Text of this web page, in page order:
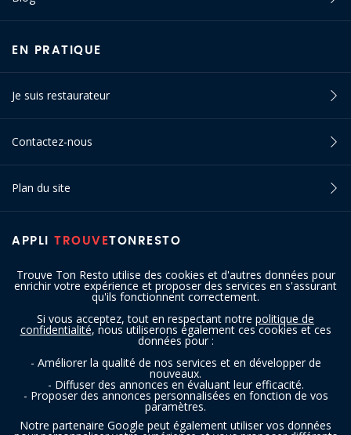
Trouve Ton Resto utilise des cookies et d'autres données pour
enrichir votre expérience et proposer des services en s'assurant
qu'ils fonctionnent correctement.
Si vous acceptez, tout en respectant notre politique de
confidentialité, nous utiliserons également ces cookies et ces
données pour :
- Améliorer la qualité de nos services et en développer de
nouveaux.
- Diffuser des annonces en évaluant leur efficacité.
- Proposer des annonces personnalisées en fonction de vos
paramètres.
Notre partenaire Google peut également utiliser vos données
APPLI TROUVETONRESTO
EN PRATIQUE
Je suis restaurateur
Contactez-nous
Plan du site
SUIVEZ-NOUS